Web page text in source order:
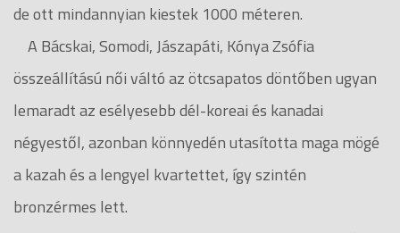
de ott mindannyian kiestek 1000 méteren.
A Bácskai, Somodi, Jászapáti, Kónya Zsófia
összeállítású női váltó az ötcsapatos döntőben ugyan
lemaradt az esélyesebb dél-koreai és kanadai
négyestől, azonban könnyedén utasította maga mögé
a kazah és a lengyel kvartettet, így szintén
bronzérmes lett.